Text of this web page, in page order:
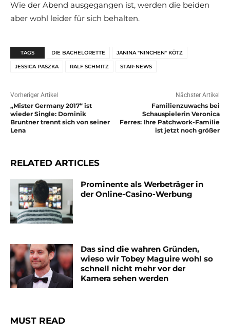
Wie der Abend ausgegangen ist, werden die beiden
aber wohl leider für sich behalten.
TAGS DIE BACHELORETTE JANINA "NINCHEN" KÖTZ
JESSICA PASZKA RALF SCHMITZ STAR-NEWS
Vorheriger Artikel
„Mister Germany 2017“ ist
wieder Single: Dominik
Bruntner trennt sich von seiner
Lena
Nächster Artikel
Familienzuwachs bei
Schauspielerin Veronica
Ferres: Ihre Patchwork-Familie
ist jetzt noch größer
RELATED ARTICLES
Prominente als Werbeträger in
der Online-Casino-Werbung
Das sind die wahren Gründen,
wieso wir Tobey Maguire wohl so
schnell nicht mehr vor der
Kamera sehen werden
MUST READ